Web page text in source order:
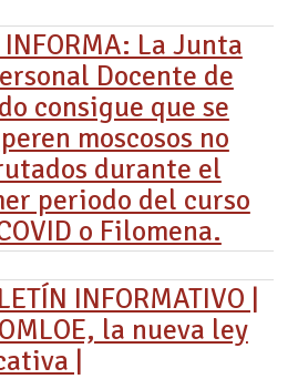
INFORMA: La Junta
Docente de
consigue que se
moscosos no
durante el
periodo del curso
o Filomena.
INFORMATIVO |
la nueva ley
|